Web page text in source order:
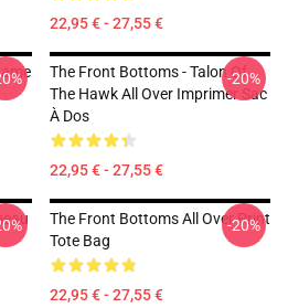
22,95 € - 27,55 €
The Front Bottoms - Talon Of
The Hawk All Over Imprimer Sac
À Dos
22,95 € - 27,55 €
-20%
The Front Bottoms All Over Print
Tote Bag
22,95 € - 27,55 €
-20%